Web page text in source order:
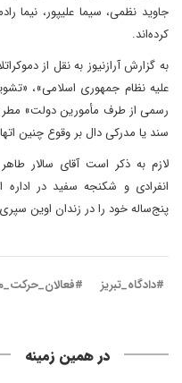
جاوید نظمی، سیما علیپور، نیما
کرده‌اند.
به گزارش آرازنیوز به نقل از
علیه نظام جمهوری اسلامی»،
رسمی از طرف مأمورین دولت»
سند یا مدرکی دال بر وقوع چنین
لازم به ذکر است آقای سالار
انفرادی و شکنجه سفید در
پنج‌ساله خود را در زندان اوین
#دادگاه_تبریز
در همین زمینه